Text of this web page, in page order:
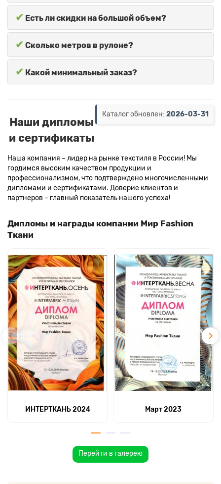
✔ Есть ли скидки на большой объем?
✔ Сколько метров в рулоне?
✔ Какой минимальный заказ?
Каталог обновлен: 2026-03-31
Наши дипломы
и сертификаты
Наша компания – лидер на рынке текстиля в России! Мы
гордимся высоким качеством продукции и
профессионализмом, что подтверждено многочисленными
дипломами и сертификатами. Доверие клиентов и
партнеров – главный показатель нашего успеха!
Дипломы и награды компании Мир Fashion
Ткани
ИНТЕРТКАНЬ 2024 Март 2023
Перейти в галерею